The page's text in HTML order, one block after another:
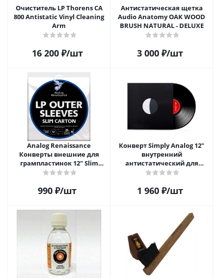
Очиститель LP Thorens CA
800 Antistatic Vinyl Cleaning
Arm
16 200₽/шт
Антистатическая щетка
Audio Anatomy OAK WOOD
BRUSH NATURAL - DELUXE
3 000₽/шт
Analog Renaissance
Конверты внешние для
грампластинок 12" Slim
Carton (25 шт)
990 ₽/шт
Конверт Simply Analog 12"
внутренний
антистатический для
пластинок (25 шт)
1 960₽/шт